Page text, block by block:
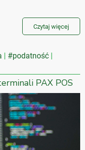
Czytaj więcej
#podatność
PAX POS